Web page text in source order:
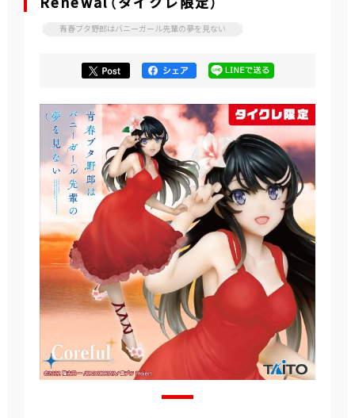
青春ブタ野郎はバニーガール先輩の夢を見ない